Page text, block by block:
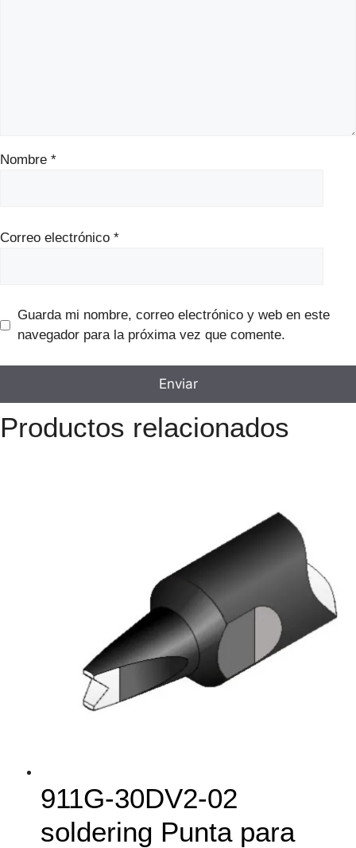
Nombre *
Correo electrónico *
Guarda mi nombre, correo electrónico y web en este
navegador para la próxima vez que comente.
Productos relacionados
911G‑30DV2-02
soldering Punta para